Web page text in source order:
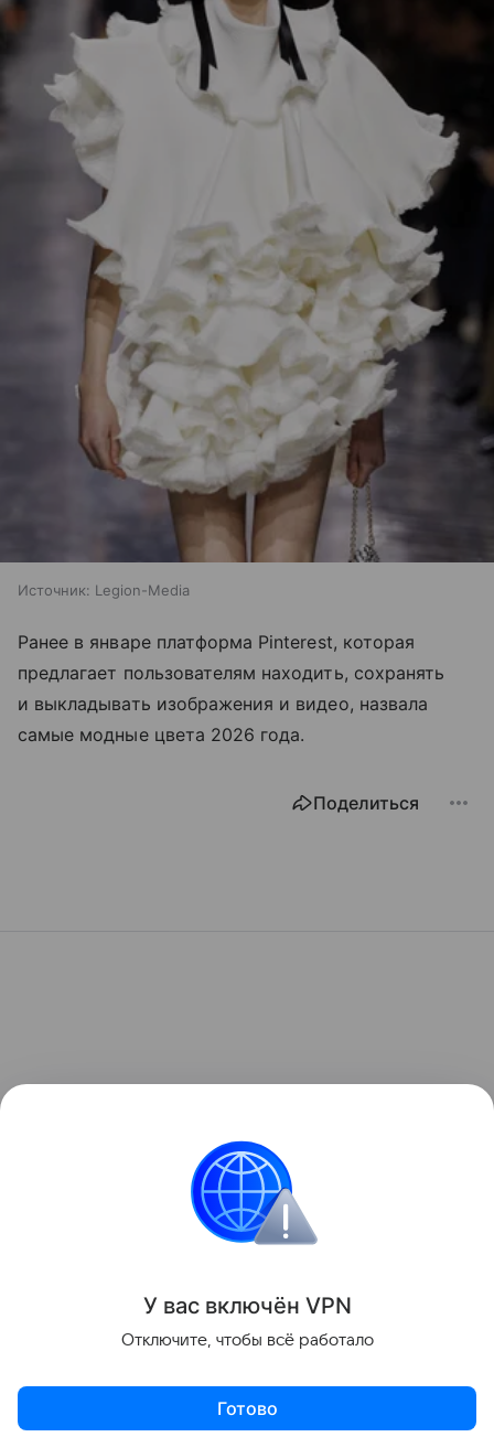
Источник: Legion-Media
Ранее в январе платформа Pinterest, которая
предлагает пользователям находить, сохранять
и выкладывать изображения и видео, назвала
самые модные цвета 2026 года.
Поделиться
У вас включён VPN
Отключите, чтобы всё работало
Готово